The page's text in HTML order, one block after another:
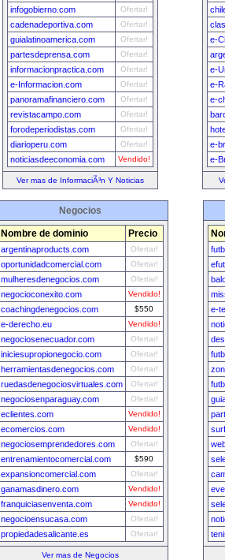
infogobierno.com Ofertar!
cadenadeportiva.com Ofertar!
guialatinoamerica.com Ofertar!
partesdeprensa.com Ofertar!
informacionpractica.com Ofertar!
e-Informacion.com Ofertar!
panoramafinanciero.com Ofertar!
revistacampo.com Ofertar!
forodeperiodistas.com Ofertar!
diarioperu.com Ofertar!
noticiasdeeconomia.com Vendido!
Ver mas de InformaciÃ³n Y Noticias
e-
e-
e-
e-
e-
e-
Negocios
Nombre de dominio Precio
argentinaproducts.com Ofertar!
oportunidadcomercial.com Ofertar!
mulheresdenegocios.com Ofertar!
negocioconexito.com Vendido!
coachingdenegocios.com $550
e-derecho.eu Vendido!
negociosenecuador.com Ofertar!
iniciesupropionegocio.com Ofertar!
herramientasdenegocios.com Ofertar!
ruedasdenegociosvirtuales.com Ofertar!
negociosenparaguay.com Ofertar!
eclientes.com Vendido!
ecomercios.com Vendido!
negociosemprendedores.com Ofertar!
entrenamientocomercial.com $590
expansioncomercial.com Ofertar!
ganamasdinero.com Vendido!
franquiciasenventa.com Vendido!
negocioensucasa.com Ofertar!
propiedadesalicante.es Ofertar!
Ver mas de Negocios
e-